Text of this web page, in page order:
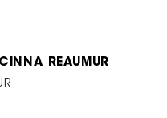
REAUMUR